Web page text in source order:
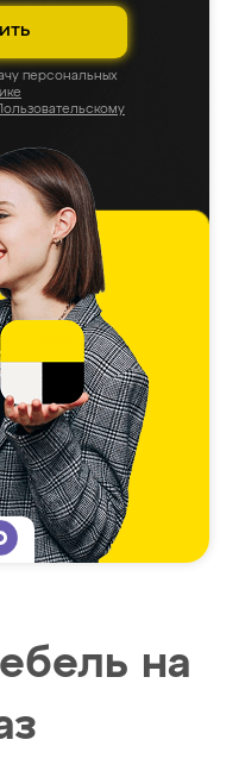
персональных
на